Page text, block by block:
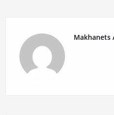
Makhanets